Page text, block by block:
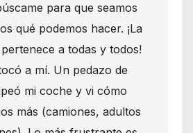
para que seamos
qué podemos hacer. ¡La
a todas y todos!
a mí. Un pedazo de
mi coche y vi cómo
más (camiones, adultos